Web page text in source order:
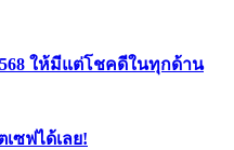
ให้มีแต่โชคดีในทุกด้าน
ซฟได้เลย!